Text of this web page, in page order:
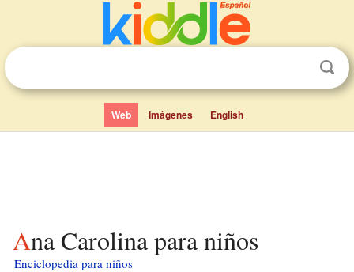
Web Imágenes English
Ana Carolina para niños
Enciclopedia para niños